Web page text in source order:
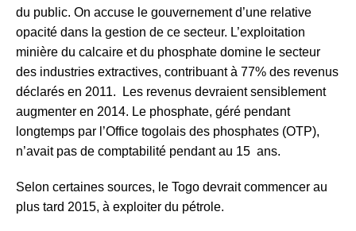
du public. On accuse le gouvernement d’une relative
opacité dans la gestion de ce secteur. L’exploitation
minière du calcaire et du phosphate domine le secteur
des industries extractives, contribuant à 77% des revenus
déclarés en 2011. Les revenus devraient sensiblement
augmenter en 2014. Le phosphate, géré pendant
longtemps par l’Office togolais des phosphates (OTP),
n’avait pas de comptabilité pendant au 15 ans.
Selon certaines sources, le Togo devrait commencer au
plus tard 2015, à exploiter du pétrole.